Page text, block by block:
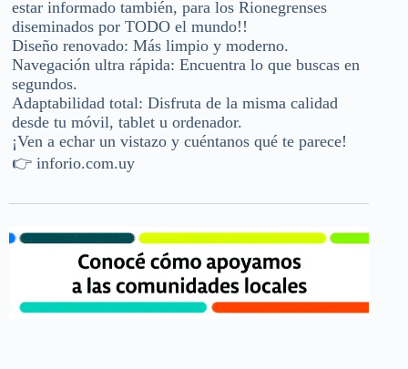
estar informado también, para los Rionegrenses
diseminados por TODO el mundo!!
Diseño renovado: Más limpio y moderno.
Navegación ultra rápida: Encuentra lo que buscas en
segundos.
Adaptabilidad total: Disfruta de la misma calidad
desde tu móvil, tablet u ordenador.
¡Ven a echar un vistazo y cuéntanos qué te parece!
👉 inforio.com.uy